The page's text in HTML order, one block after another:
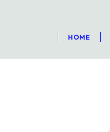
HOME